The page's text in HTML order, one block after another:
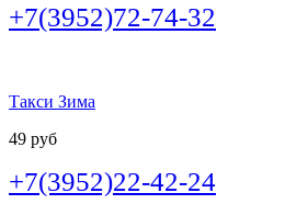
+7(3952)72-74-32
Такси Зима
49 руб
+7(3952)22-42-24